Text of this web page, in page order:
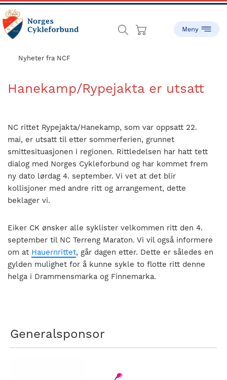
Skip
to
main
content
Skip
to
footer
Cykleforbund
stiftet
har
gått
fra
være
en
liten
nasjonalt
til
bli
en
Nyheter fra NCF
Hanekamp/Rypejakta er utsatt
NC rittet Rypejakta/Hanekamp, som var oppsatt 22.
mai, er utsatt til etter sommerferien, grunnet
smittesituasjonen i regionen. Rittledelsen har hatt tett
dialog med Norges Cykleforbund og har kommet frem
ny dato lørdag 4. september. Vi vet at det blir
kollisjoner med andre ritt og arrangement, dette
beklager vi.
Eiker CK ønsker alle syklister velkommen ritt den 4.
september til NC Terreng Maraton. Vi vil også informere
om at Hauernrittet, går dagen etter. Dette er således en
gylden mulighet for å kunne sykle to flotte ritt denne
helga i Drammensmarka og Finnemarka.
Generalsponsor